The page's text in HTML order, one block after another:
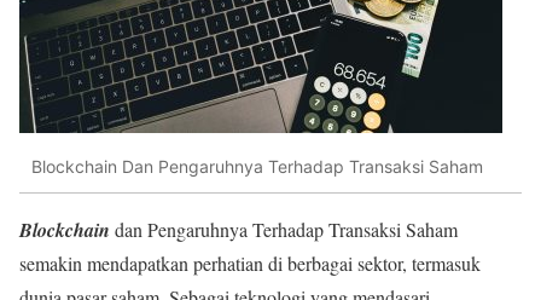
Blockchain Dan Pengaruhnya Terhadap Transaksi Saham
Blockchain dan Pengaruhnya Terhadap Transaksi Saham
semakin mendapatkan perhatian di berbagai sektor, termasuk